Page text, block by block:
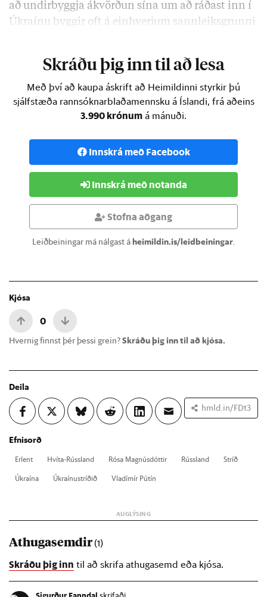
að undirbyggja ákvörðun sína um að ráðast inn í
Úkraínu byggir oft á einhverjum sannleiksgrunni
Skráðu þig inn til að lesa
Með því að kaupa áskrift að Heimildinni styrkir þú
sjálfstæða rannsóknarblaðamennsku á Íslandi, frá aðeins
3.990 krónum á mánuði.
Innskrá með Facebook
Innskrá með notanda
Stofna aðgang
Leiðbeiningar má nálgast áheimildin.is/leidbeiningar.
Kjósa
0
Hvernig finnst þér þessi grein?Skráðu þig inn til að kjósa.
Deila
hmld.in/FDt3
Efnisorð
Er­lent Hvíta-Rúss­land Rósa Magnús­dótt­ir Rúss­land
Stríð
Úkraína
Úkraínu­stríð­ið Vla­dímír Pútín
Athugasemdir(1)
Skráðu þig inn til að skrifa athugasemd eða kjósa.
skrifaði